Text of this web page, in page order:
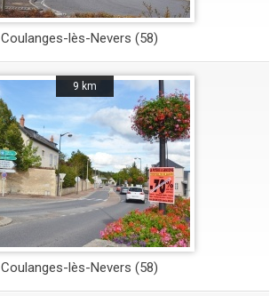
Coulanges-lès-Nevers (58)
9 km
Coulanges-lès-Nevers (58)